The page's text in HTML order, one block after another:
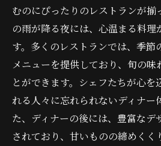
むのにぴったりのレストランが揃
の雨が降る夜には、心温まる料理
す。多くのレストランでは、季節
メニューを提供しており、旬の味
とができます。シェフたちが心
れる人々に忘れられないディナー
た、ディナーの後には、豊富なデ
されており、甘いものの締めくく